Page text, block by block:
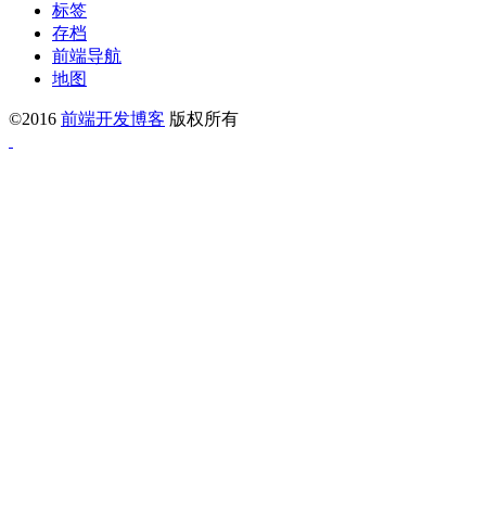
标签
存档
前端导航
地图
©2016 前端开发博客 版权所有